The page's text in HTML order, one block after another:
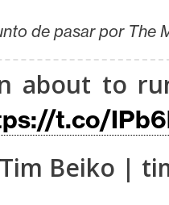
de pasar por The
about to
t.co/
Beiko |